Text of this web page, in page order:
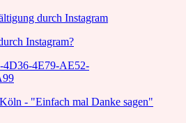
Instagram?
- "Einfach mal Danke sagen"